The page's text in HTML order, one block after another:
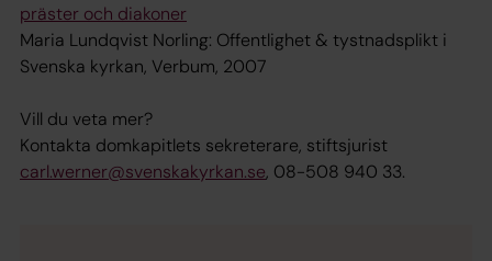
präster och diakoner
Maria Lundqvist Norling: Offentlighet & tystnadsplikt i
Svenska kyrkan, Verbum, 2007
Vill du veta mer?
Kontakta domkapitlets sekreterare, stiftsjurist
carl.werner@svenskakyrkan.se, 08-508 940 33.